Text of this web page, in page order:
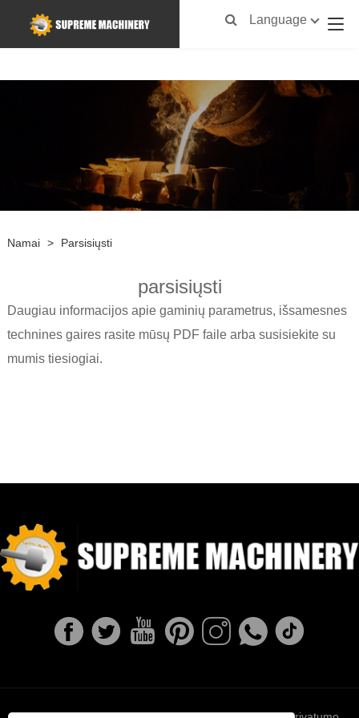
Language
Namai > Parsisiųsti
parsisiųsti
Daugiau informacijos apie gaminių parametrus, išsamesnes
technines gaires rasite mūsų PDF faile arba susisiekite su
mumis tiesiogiai.